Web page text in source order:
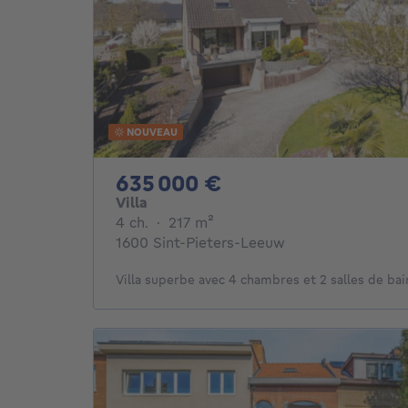
NOUVEAU
635 000 €
Villa
4 ch. 4 chambres
· 217 m²
1600 Sint-Pieters-Leeuw
Villa superbe avec 4 chambres et 2 salles de